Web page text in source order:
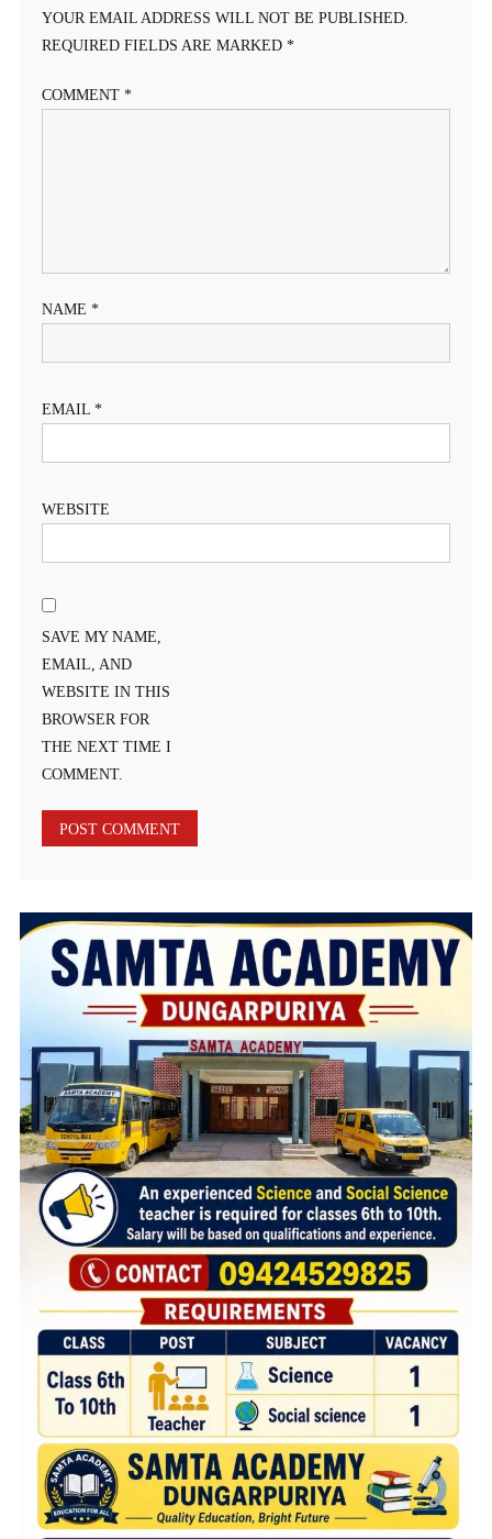
YOUR EMAIL ADDRESS WILL NOT BE PUBLISHED.
REQUIRED FIELDS ARE MARKED *
COMMENT *
NAME *
EMAIL *
WEBSITE
SAVE MY NAME,
EMAIL, AND
WEBSITE IN THIS
BROWSER FOR
THE NEXT TIME I
COMMENT.